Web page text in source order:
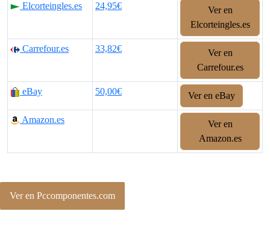
Elcorteingles.es 24,95€
Ver en
Elcorteingles.es
Carrefour.es 33,82€
Ver en
Carrefour.es
eBay 50,00€ Ver en eBay
Amazon.es
Ver en
Amazon.es
Ver en Pccomponentes.com